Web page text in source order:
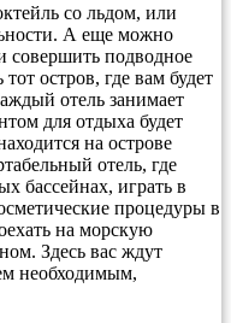
со льдом, или
А еще можно
совершить подводное
остров, где вам будет
отель занимает
для отдыха будет
на острове
отель, где
бассейнах, играть в
процедуры в
на морскую
Здесь вас ждут
необходимым,